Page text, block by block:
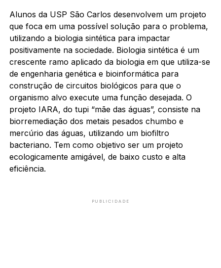
Alunos da USP São Carlos desenvolvem um projeto
que foca em uma possível solução para o problema,
utilizando a biologia sintética para impactar
positivamente na sociedade. Biologia sintética é um
crescente ramo aplicado da biologia em que utiliza-se
de engenharia genética e bioinformática para
construção de circuitos biológicos para que o
organismo alvo execute uma função desejada. O
projeto IARA, do tupi “mãe das águas”, consiste na
biorremediação dos metais pesados chumbo e
mercúrio das águas, utilizando um biofiltro
bacteriano. Tem como objetivo ser um projeto
ecologicamente amigável, de baixo custo e alta
eficiência.
PUBLICIDADE